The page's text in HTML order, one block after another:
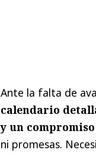
Ante la falta de
calendario
y un
ni promesas.